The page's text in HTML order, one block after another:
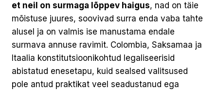
et neil on surmaga lõppev haigus, nad on täie
mõistuse juures, soovivad surra enda vaba tahte
alusel ja on valmis ise manustama endale
surmava annuse ravimit. Colombia, Saksamaa ja
Itaalia konstitutsioonikohtud legaliseerisid
abistatud enesetapu, kuid sealsed valitsused
pole antud praktikat veel seadustanud ega